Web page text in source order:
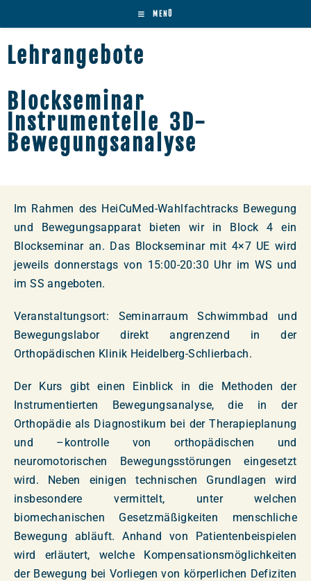
MENÜ
Lehrangebote
Blockseminar
Instrumentelle 3D-
Bewegungsanalyse
Im Rahmen des HeiCuMed-Wahlfachtracks Bewegung
und Bewegungsapparat bieten wir in Block 4 ein
Blockseminar an. Das Blockseminar mit 4×7 UE wird
jeweils donnerstags von 15:00-20:30 Uhr im WS und
im SS angeboten.
Veranstaltungsort: Seminarraum Schwimmbad und
Bewegungslabor direkt angrenzend in der
Orthopädischen Klinik Heidelberg-Schlierbach.
Der Kurs gibt einen Einblick in die Methoden der
Instrumentierten Bewegungsanalyse, die in der
Orthopädie als Diagnostikum bei der Therapieplanung
und –kontrolle von orthopädischen und
neuromotorischen Bewegungsstörungen eingesetzt
wird. Neben einigen technischen Grundlagen wird
insbesondere vermittelt, unter welchen
biomechanischen Gesetzmäßigkeiten menschliche
Bewegung abläuft. Anhand von Patientenbeispielen
wird erläutert, welche Kompensationsmöglichkeiten
der Bewegung bei Vorliegen von körperlichen Defiziten